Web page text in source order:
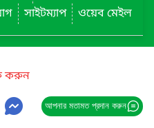
সাইটম্যাপ ওয়েব মেইল
করুন
আপনার মতামত প্রদান করুন